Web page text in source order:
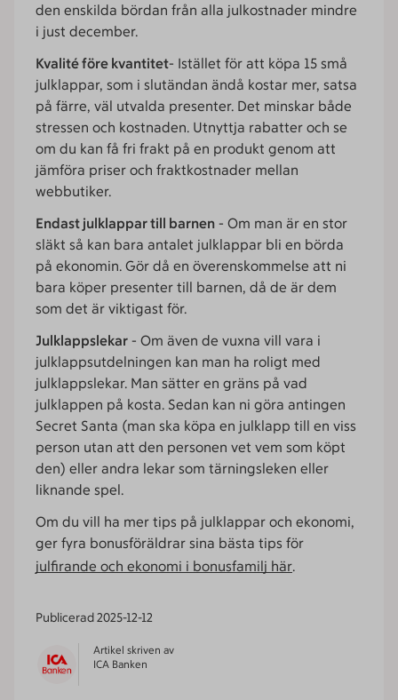
den enskilda bördan från alla julkostnader mindre
i just december.
Kvalité före kvantitet- Istället för att köpa 15 små
julklappar, som i slutändan ändå kostar mer, satsa
på färre, väl utvalda presenter. Det minskar både
stressen och kostnaden. Utnyttja rabatter och se
om du kan få fri frakt på en produkt genom att
jämföra priser och fraktkostnader mellan
webbutiker.
Endast julklappar till barnen - Om man är en stor
släkt så kan bara antalet julklappar bli en börda
på ekonomin. Gör då en överenskommelse att ni
bara köper presenter till barnen, då de är dem
som det är viktigast för.
Julklappslekar - Om även de vuxna vill vara i
julklappsutdelningen kan man ha roligt med
julklappslekar. Man sätter en gräns på vad
julklappen på kosta. Sedan kan ni göra antingen
Secret Santa (man ska köpa en julklapp till en viss
person utan att den personen vet vem som köpt
den) eller andra lekar som tärningsleken eller
liknande spel.
Om du vill ha mer tips på julklappar och ekonomi,
ger fyra bonusföräldrar sina bästa tips för
julfirande och ekonomi i bonusfamilj här.
Publicerad2025-12-12
Artikel skriven av
ICA Banken